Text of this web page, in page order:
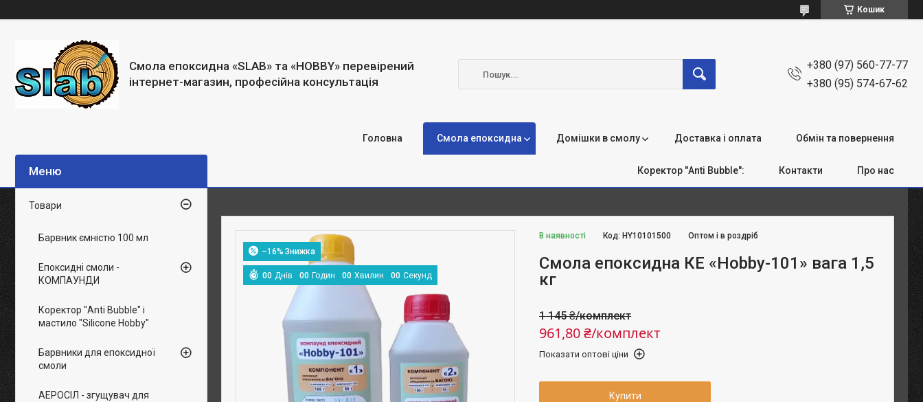
Кошик
Смола епоксидна «SLAB» та «HOBBY» перевірений
інтернет-магазин, професійна консультація
+380 (97) 560-77-77
+380 (95) 574-67-62
Головна Смола епоксидна Домішки в смолу Доставка і оплата Обмін та повернення
Коректор "Anti Bubble": Контакти Про нас
–16%
00 Днів 00 Годин 00 Хвилин 00 Секунд
В наявності Оптом і в роздріб
Код: HY10101500
Смола епоксидна КЕ «Hobby-101» вага 1,5
кг
1 145 ₴/комплект
961,80 ₴/комплект
Показати оптові ціни
Купити
Товари
Барвник ємністю 100 мл
Епоксидні смоли -
КОМПАУНДИ
Коректор "Anti Bubble" і
мастило "Silicone Hobby"
Барвники для епоксидної
смоли
АЕРОСІЛ - згущувач для